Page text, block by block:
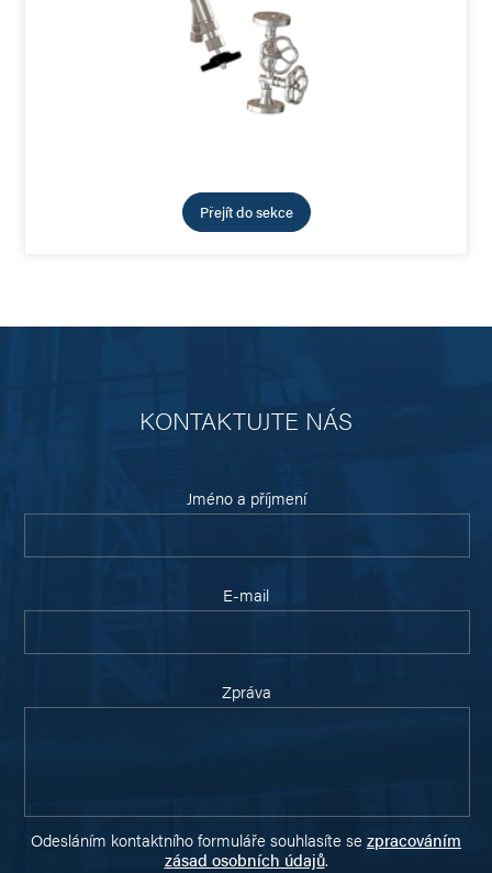
Přejít do sekce
KONTAKTUJTE NÁS
Jméno a příjmení
E-mail
Zpráva
Odesláním kontaktního formuláře souhlasíte se zpracováním
zásad osobních údajů.